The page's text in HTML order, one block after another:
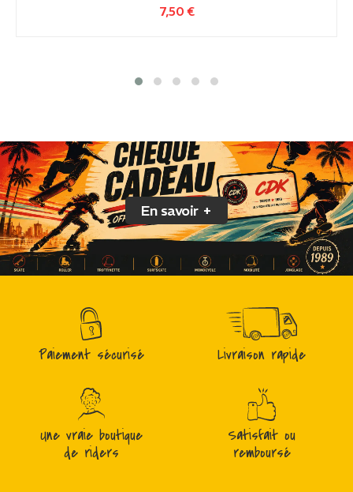
7,50€
En savoir +
Paiement sécurisé Livraison rapide
Une vraie boutique
de riders
Satisfait ou
remboursé